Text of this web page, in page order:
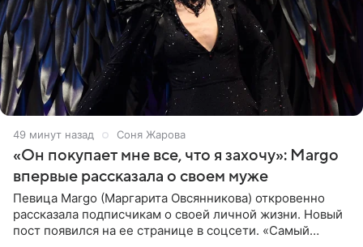
49 минут назад Соня Жарова
«Он покупает мне все, что я захочу»: Margo
впервые рассказала о своем муже
Певица Margo (Маргарита Овсянникова) откровенно
рассказала подписчикам о своей личной жизни. Новый
пост появился на ее странице в соцсети. «Самый